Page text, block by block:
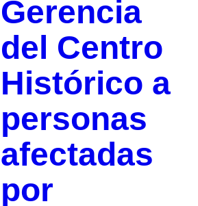
Gerencia
del Centro
Histórico a
personas
afectadas
por